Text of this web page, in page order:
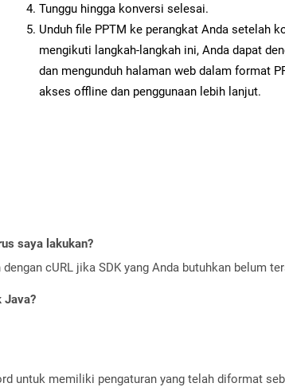
Tunggu hingga konversi selesai.
Unduh file PPTM ke perangkat Anda setelah
mengikuti langkah-langkah ini, Anda dapat
dan mengunduh halaman web dalam format
akses offline dan penggunaan lebih lanjut.
saya lakukan?
cURL jika SDK yang Anda butuhkan belum
Java?
untuk memiliki pengaturan yang telah diformat